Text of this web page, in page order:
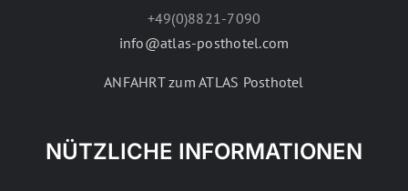
+49(0)8821-7090
info@atlas-posthotel.com
ANFAHRT zum ATLAS Posthotel
NÜTZLICHE INFORMATIONEN